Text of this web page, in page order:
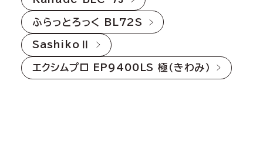
ふらっとろっく BL72S
SashikoⅡ
エクシムプロ EP9400LS 極（きわみ）